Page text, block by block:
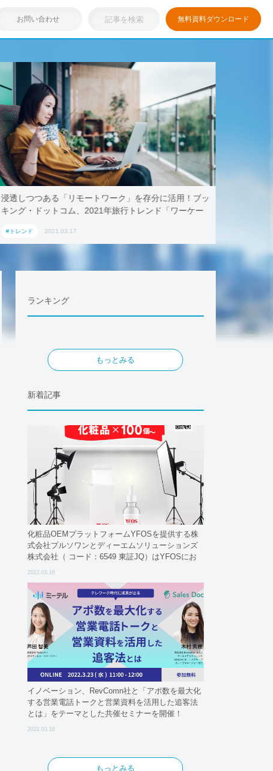
お問い合わせ 無料資料ダウンロード
浸透しつつある「リモートワーク」を存分に活用！ブッ
キング・ドットコム、2021年旅行トレンド「ワーケー
#トレンド 2021.03.17
ランキング
もっとみる
新着記事
化粧品OEMプラットフォームYFOSを提供する株
式会社プルソワンとディーエムソリューションズ
株式会社（ コード：6549 東証JQ）はYFOSにお
2022.03.16
イノベーション、RevComn社と「アポ数を最大化
する営業電話トークと営業資料を活用した追客法
とは」をテーマとした共催セミナーを開催！
2022.03.16
もっとみる